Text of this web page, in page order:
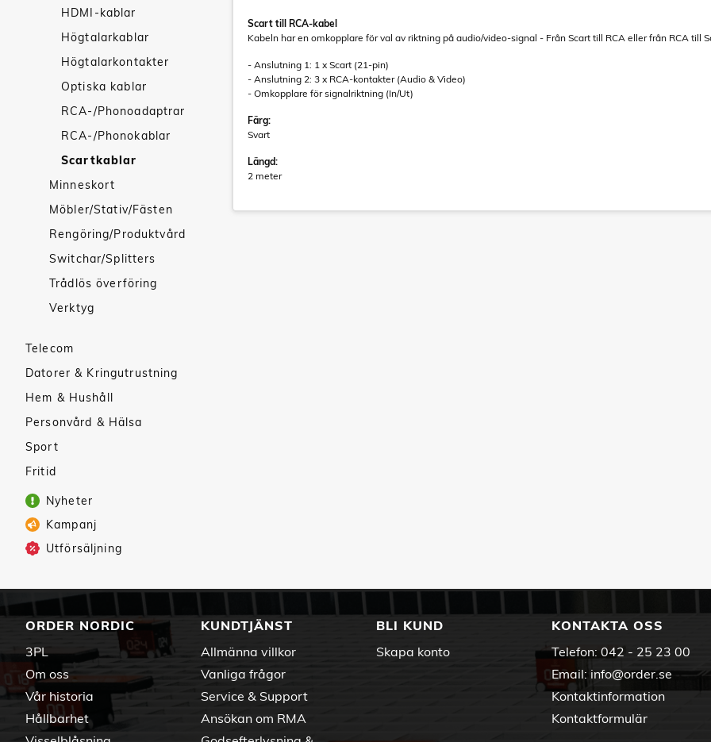
HDMI-kablar
Högtalarkablar
Högtalarkontakter
Optiska kablar
RCA-/Phonoadaptrar
RCA-/Phonokablar
Scartkablar
Minneskort
Möbler/Stativ/Fästen
Rengöring/Produktvård
Switchar/Splitters
Trådlös överföring
Verktyg
Telecom
Datorer & Kringutrustning
Hem & Hushåll
Personvård & Hälsa
Sport
Fritid
Nyheter
Kampanj
Utförsäljning
Scart till RCA-kabel
Kabeln har en omkopplare för val av riktning på audio/video-signal - Från Scart till RCA eller från RCA till
- Anslutning 1: 1 x Scart (21-pin)
- Anslutning 2: 3 x RCA-kontakter (Audio & Video)
- Omkopplare för signalriktning (In/Ut)
Färg:
Svart
Längd:
2 meter
ORDER NORDIC
3PL
Om oss
Vår historia
Hållbarhet
KUNDTJÄNST
Allmänna villkor
Vanliga frågor
Service & Support
Ansökan om RMA
BLI KUND
Skapa konto
KONTAKTA OSS
Telefon: 042 - 25 23 00
Email: info@order.se
Kontaktinformation
Kontaktformulär